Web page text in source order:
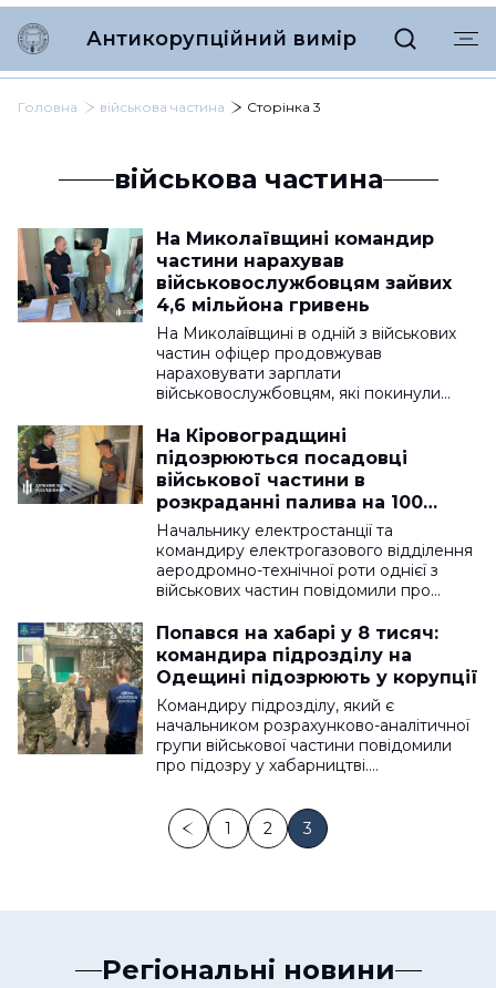
Антикорупційний вимір
Головна військова частина Сторінка 3
військова частина
На Миколаївщині командир
частини нарахував
військовослужбовцям зайвих
4,6 мільйона гривень
На Миколаївщині в одній з військових
частин офіцер продовжував
нараховувати зарплати
військовослужбовцям, які покинули…
На Кіровоградщині
підозрюються посадовці
військової частини в
розкраданні палива на 100
тисяч
Начальнику електростанції та
командиру електрогазового відділення
аеродромно-технічної роти однієї з
військових частин повідомили про…
Попався на хабарі у 8 тисяч:
командира підрозділу на
Одещині підозрюють у корупції
Командиру підрозділу, який є
начальником розрахунково-аналітичної
групи військової частини повідомили
про підозру у хабарництві.…
1 2 3
Регіональні новини